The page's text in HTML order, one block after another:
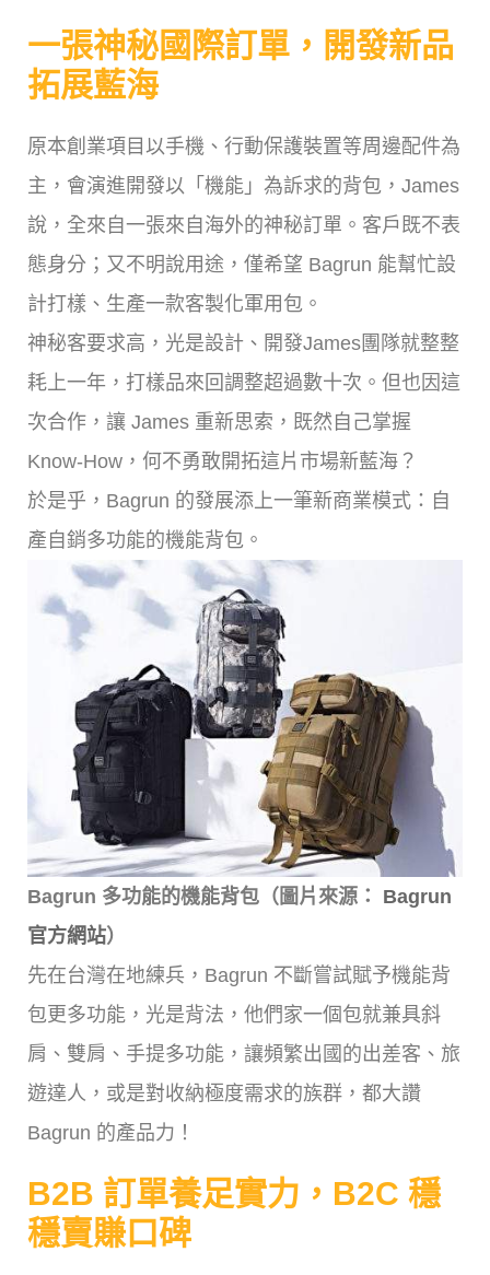
一張神秘國際訂單，開發新品
拓展藍海
原本創業項目以手機、行動保護裝置等周邊配件為
主，會演進開發以「機能」為訴求的背包，James
說，全來自一張來自海外的神秘訂單。客戶既不表
態身分；又不明說用途，僅希望 Bagrun 能幫忙設
計打樣、生產一款客製化軍用包。
神秘客要求高，光是設計、開發James團隊就整整
耗上一年，打樣品來回調整超過數十次。但也因這
次合作，讓 James 重新思索，既然自己掌握
Know-How，何不勇敢開拓這片市場新藍海？
於是乎，Bagrun 的發展添上一筆新商業模式：自
產自銷多功能的機能背包。
Bagrun 多功能的機能背包（圖片來源： Bagrun
官方網站）
先在台灣在地練兵，Bagrun 不斷嘗試賦予機能背
包更多功能，光是背法，他們家一個包就兼具斜
肩、雙肩、手提多功能，讓頻繁出國的出差客、旅
遊達人，或是對收納極度需求的族群，都大讚
Bagrun 的產品力！
B2B 訂單養足實力，B2C 穩
穩賣賺口碑